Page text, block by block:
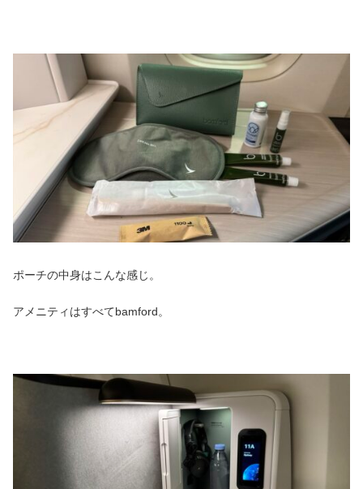
ポーチの中身はこんな感じ。
アメニティはすべてbamford。